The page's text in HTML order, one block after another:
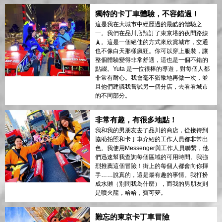
獨特的卡丁車體驗，不容錯過！
這是我在大城市中經歷過的最酷的體驗之
一。我們在品川店預訂了東京塔的夜間路線
🗼。這是一個絕佳的方式來欣賞城市，交通
也不像白天那樣瘋狂。你可以穿上服裝，讓
整個體驗變得非常舒適，這也是一個不錯的
點綴。Yuta 是一位很棒的導遊，對每個人都
非常有耐心。我會毫不猶豫地再做一次，並
且他們建議我嘗試另一個分店，去看看城市
的不同部分。
非常有趣，有很多地點！
我和我的男朋友去了品川的商店，從接待到
協助拍照和卡丁車介紹的工作人員都非常出
色。我使用Messenger與工作人員聯繫，他
們迅速幫我查詢每個區域的可用時間。我強
烈推薦這個冒險！街上的每個人都會向你揮
手……說真的，這是最有趣的事情。我打扮
成水獺（別問我為什麼），而我的男朋友則
是噴火龍，哈哈，寶可夢。
難忘的東京卡丁車冒險